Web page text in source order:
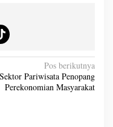
Pos berikutnya
Sektor Pariwisata Penopang
Perekonomian Masyarakat